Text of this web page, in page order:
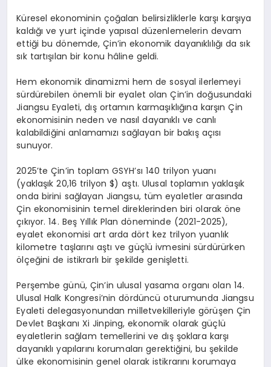
Küresel ekonominin çoğalan belirsizliklerle karşı karşıya
kaldığı ve yurt içinde yapısal düzenlemelerin devam
ettiği bu dönemde, Çin’in ekonomik dayanıklılığı da sık
sık tartışılan bir konu hâline geldi.
Hem ekonomik dinamizmi hem de sosyal ilerlemeyi
sürdürebilen önemli bir eyalet olan Çin’in doğusundaki
Jiangsu Eyaleti, dış ortamın karmaşıklığına karşın Çin
ekonomisinin neden ve nasıl dayanıklı ve canlı
kalabildiğini anlamamızı sağlayan bir bakış açısı
sunuyor.
2025’te Çin’in toplam GSYH’sı 140 trilyon yuanı
(yaklaşık 20,16 trilyon $) aştı. Ulusal toplamın yaklaşık
onda birini sağlayan Jiangsu, tüm eyaletler arasında
Çin ekonomisinin temel direklerinden biri olarak öne
çıkıyor. 14. Beş Yıllık Plan döneminde (2021-2025),
eyalet ekonomisi art arda dört kez trilyon yuanlık
kilometre taşlarını aştı ve güçlü ivmesini sürdürürken
ölçeğini de istikrarlı bir şekilde genişletti.
Perşembe günü, Çin’in ulusal yasama organı olan 14.
Ulusal Halk Kongresi’nin dördüncü oturumunda Jiangsu
Eyaleti delegasyonundan milletvekilleriyle görüşen Çin
Devlet Başkanı Xi Jinping, ekonomik olarak güçlü
eyaletlerin sağlam temellerini ve dış şoklara karşı
dayanıklı yapılarını korumaları gerektiğini, bu şekilde
ülke ekonomisinin genel olarak istikrarını korumaya